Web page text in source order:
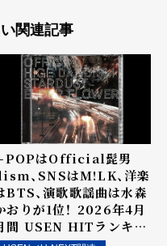
関連記事
POPはOfficial髭男
、SNSはM!LK、洋楽
BTS、演歌歌謡曲は水森
おりが1位！―― 2026年4月
間 USEN HITランキン